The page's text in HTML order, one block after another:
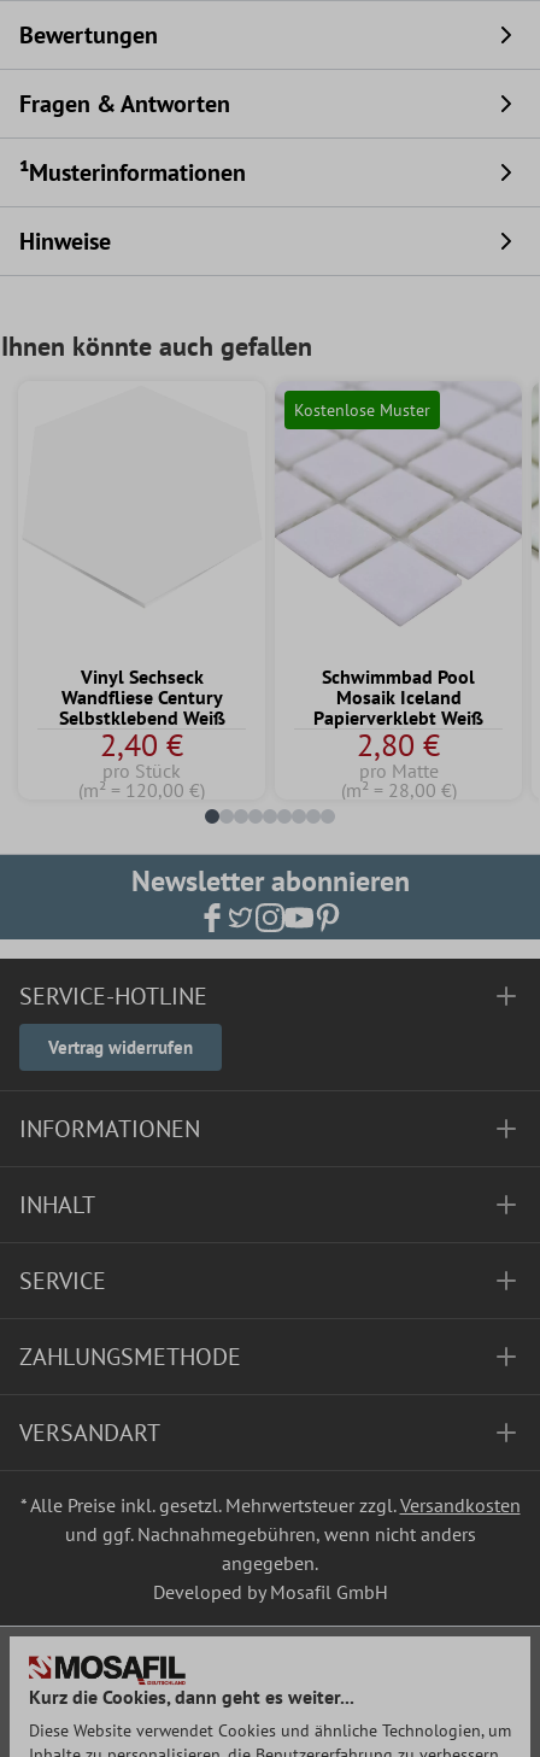
Bewertungen
Fragen & Antworten
¹Musterinformationen
Hinweise
Ihnen könnte auch gefallen
Vinyl Sechseck
Wandfliese Century
Selbstklebend Weiß
2,40 €
pro Stück
(m² = 120,00 €)
Kostenlose Muster
Schwimmbad Pool
Mosaik Iceland
Papierverklebt Weiß
2,80 €
pro Matte
(m² = 28,00 €)
Newsletter abonnieren
SERVICE-HOTLINE
Vertrag widerrufen
INFORMATIONEN
INHALT
SERVICE
ZAHLUNGSMETHODE
VERSANDART
* Alle Preise inkl. gesetzl. Mehrwertsteuer zzgl.Versandkosten
und ggf. Nachnahmegebühren, wenn nicht anders
angegeben.
Developed by Mosafil GmbH
Kurz die Cookies, dann geht es weiter...
Diese Website verwendet Cookies und ähnliche Technologien, um